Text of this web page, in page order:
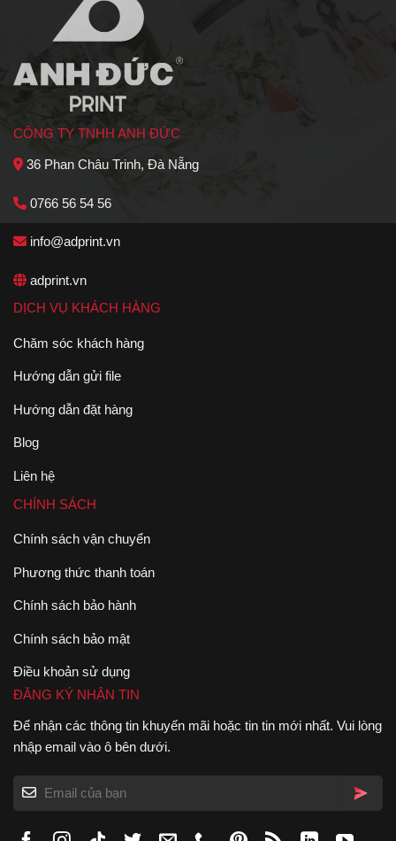
CÔNG TY TNHH ANH ĐỨC
36 Phan Châu Trinh, Đà Nẵng
0766 56 54 56
info@adprint.vn
adprint.vn
DỊCH VỤ KHÁCH HÀNG
Chăm sóc khách hàng
Hướng dẫn gửi file
Hướng dẫn đặt hàng
Blog
Liên hệ
CHÍNH SÁCH
Chính sách vận chuyển
Phương thức thanh toán
Chính sách bảo hành
Chính sách bảo mật
Điều khoản sử dụng
ĐĂNG KÝ NHẬN TIN
Để nhận các thông tin khuyến mãi hoặc tin tin mới nhất. Vui lòng
nhập email vào ô bên dưới.